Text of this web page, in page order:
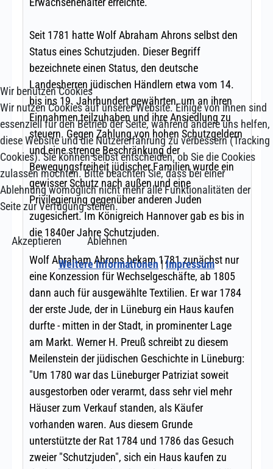
Wir benutzen Cookies
Wir nutzen Cookies auf unserer Website. Einige von ihnen sind
essenziell für den Betrieb der Seite, während andere uns helfen,
diese Website und die Nutzererfahrung zu verbessern (Tracking
Cookies). Sie können selbst entscheiden, ob Sie die Cookies
zulassen möchten. Bitte beachten Sie, dass bei einer
Ablehnung womöglich nicht mehr alle Funktionalitäten der
Seite zur Verfügung stehen.
Akzeptieren
Ablehnen
Weitere Informationen |Impressum